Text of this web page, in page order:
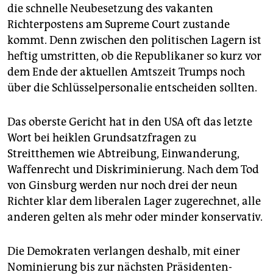
die schnelle Neubesetzung des vakanten
Richterpostens am Supreme Court zustande
kommt. Denn zwischen den politischen Lagern ist
heftig umstritten, ob die Republikaner so kurz vor
dem Ende der aktuellen Amtszeit Trumps noch
über die Schlüsselpersonalie entscheiden sollten.
Das oberste Gericht hat in den USA oft das letzte
Wort bei heiklen Grundsatzfragen zu
Streitthemen wie Abtreibung, Einwanderung,
Waffenrecht und Diskriminierung. Nach dem Tod
von Ginsburg werden nur noch drei der neun
Richter klar dem liberalen Lager zugerechnet, alle
anderen gelten als mehr oder minder konservativ.
Die Demokraten verlangen deshalb, mit einer
Nominierung bis zur nächsten Präsidenten-